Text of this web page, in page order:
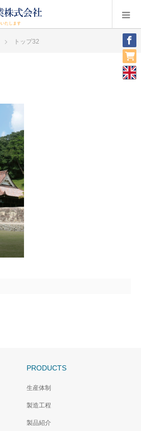
たします
トップ32
PRODUCTS
生産体制
製造工程
製品紹介